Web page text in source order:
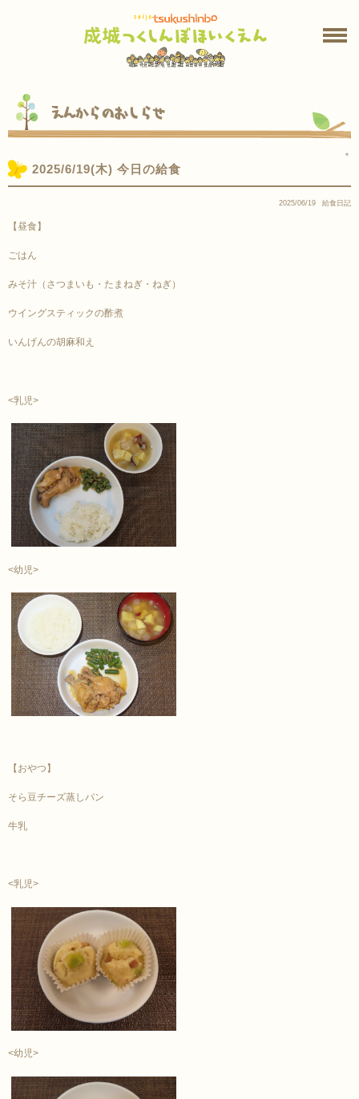
えんからのおしらせ
＊
2025/6/19(木) 今日の給食
2025/06/19 給食日記
【昼食】
ごはん
みそ汁（さつまいも・たまねぎ・ねぎ）
ウイングスティックの酢煮
いんげんの胡麻和え
<乳児>
<幼児>
【おやつ】
そら豆チーズ蒸しパン
牛乳
<乳児>
<幼児>